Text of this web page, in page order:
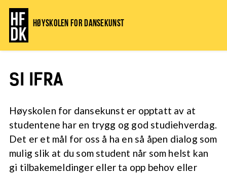
Høyskolen for dansekunst
SI IFRA
Høyskolen for dansekunst er opptatt av at
studentene har en trygg og god studiehverdag.
Det er et mål for oss å ha en så åpen dialog som
mulig slik at du som student når som helst kan
gi tilbakemeldinger eller ta opp behov eller